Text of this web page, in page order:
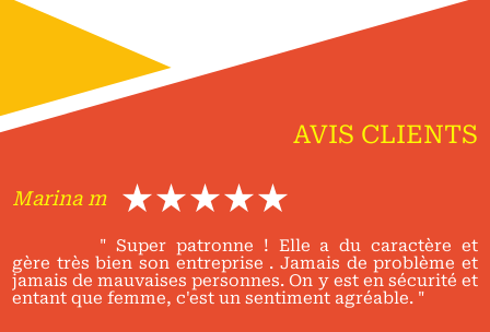
AVIS CLIENTS
Marina m
" Super patronne ! Elle a du caractère et
gère très bien son entreprise . Jamais de problème et
jamais de mauvaises personnes. On y est en sécurité et
entant que femme, c'est un sentiment agréable. "